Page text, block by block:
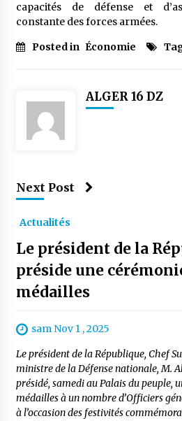
capacités de défense et
constante des forces armées.
Posted in Économie
ALGER 16 DZ
Next Post
Actualités
Le président de la
préside une
médailles
sam Nov 1 , 2025
Le président de la République, Chef
ministre de la Défense nationale, M.
présidé, samedi au Palais du peuple,
médailles à un nombre d’Officiers
à l’occasion des festivités